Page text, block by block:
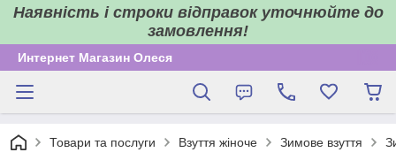
Наявність і строки відправок уточнюйте до
замовлення!
Интернет Магазин Олеся
Товари та послуги Взуття жіноче Зимове взуття